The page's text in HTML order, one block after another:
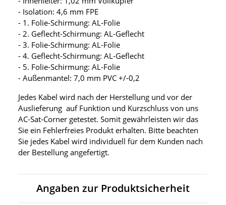
- Isolation: 4,6 mm FPE
- 1. Folie-Schirmung: AL-Folie
- 2. Geflecht-Schirmung: AL-Geflecht
- 3. Folie-Schirmung: AL-Folie
- 4. Geflecht-Schirmung: AL-Geflecht
- 5. Folie-Schirmung: AL-Folie
- Außenmantel: 7,0 mm PVC +/-0,2
Jedes Kabel wird nach der Herstellung und vor der
Auslieferung auf Funktion und Kurzschluss von uns
AC-Sat-Corner getestet. Somit gewährleisten wir das
Sie ein Fehlerfreies Produkt erhalten. Bitte beachten
Sie jedes Kabel wird individuell für dem Kunden nach
der Bestellung angefertigt.
Angaben zur Produktsicherheit